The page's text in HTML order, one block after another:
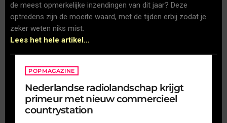
de meest opmerkelijke inzendingen van dit jaar? Deze
optredens zijn de moeite waard, met de tijden erbij zodat je
zeker weten niks mist.
Lees het hele artikel…
POPMAGAZINE
Nederlandse radiolandschap krijgt
primeur met nieuw commercieel
countrystation